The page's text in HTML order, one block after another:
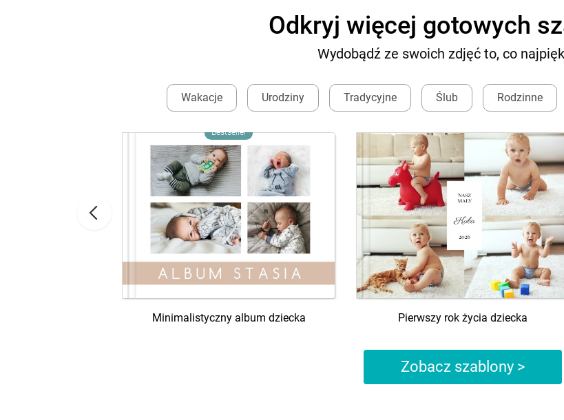
Odkryj więcej gotowych
Wydobądź ze swoich zdjęć to, co
Wakacje Urodziny Tradycyjne Ślub Rodzinne
Bestseller
Minimalistyczny album dziecka Pierwszy rok życia dziecka
Zobacz szablony >